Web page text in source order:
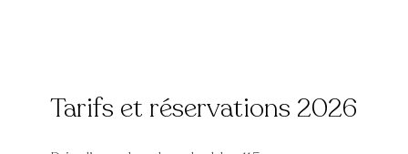
Tarifs et réservations 2026